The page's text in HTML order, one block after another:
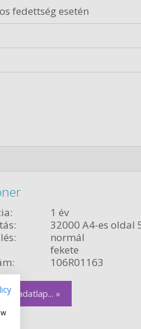
fedettség esetén
1 év
32000 A4-es oldal
normál
fekete
106R01163
adatlap... »